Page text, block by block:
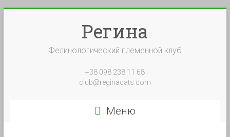
Регина
Фелинологический племенной клуб
+38 098 238 11 68
club@reginacats.com
Меню